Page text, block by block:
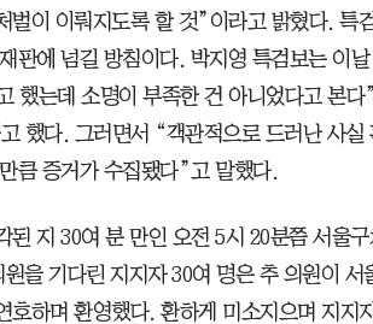
벌이 이뤄지도록 할 것”이라고 밝혔다. 특
판에 넘길 방침이다. 박지영 특검보는 이
했는데 소명이 부족한 건 아니었다고 본
했다. 그러면서 “객관적으로 드러난 사실
큼 증거가 수집됐다”고 말했다.
된 지 30여 분 만인 오전 5시 20분쯤 서울
을 기다린 지지자 30여 명은 추 의원이 서
호하며 환영했다. 환하게 미소지으며 지지